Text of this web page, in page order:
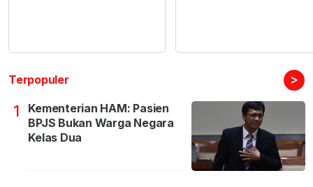
Terpopuler >
1
Kementerian HAM: Pasien
BPJS Bukan Warga Negara
Kelas Dua